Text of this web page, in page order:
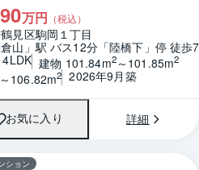
万円 （税込）
見区駒岡１丁目
山」駅 バス12分「陸橋下」停 徒歩
4LDK 建物 101.84m2～101.85m2
106.82m2 2026年9月築
お気に入り 詳細
1 / 0 間取り
ション